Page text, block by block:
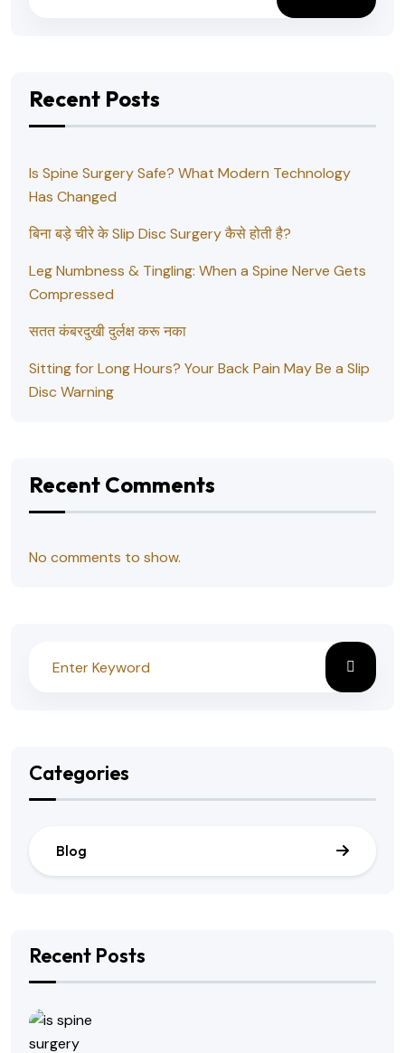
Recent Posts
Is Spine Surgery Safe? What Modern Technology
Has Changed
बिना बड़े चीरे के Slip Disc Surgery कैसे होती है?
Leg Numbness & Tingling: When a Spine Nerve Gets
Compressed
सतत कंबरदुखी दुर्लक्ष करू नका
Sitting for Long Hours? Your Back Pain May Be a Slip
Disc Warning
Recent Comments
No comments to show.
Categories
Blog
Recent Posts